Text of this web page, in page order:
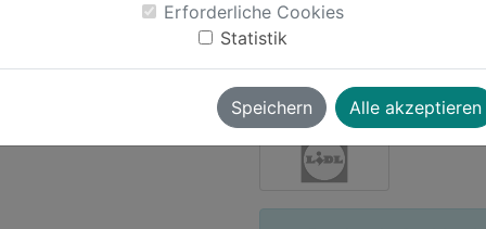
Erforderliche Cookies
Statistik
Speichern Alle akzeptieren
sourcreampie vor ~1 Jahr